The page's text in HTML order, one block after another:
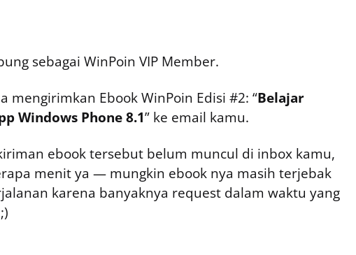
sebagai WinPoin VIP Member.
mengirimkan Ebook WinPoin Edisi #2: “Belajar
Windows Phone 8.1” ke email kamu.
ebook tersebut belum muncul di inbox kamu,
menit ya — mungkin ebook nya masih terjebak
karena banyaknya request dalam waktu yang